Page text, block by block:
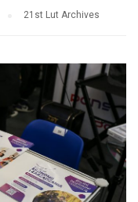
21st Lut Archives